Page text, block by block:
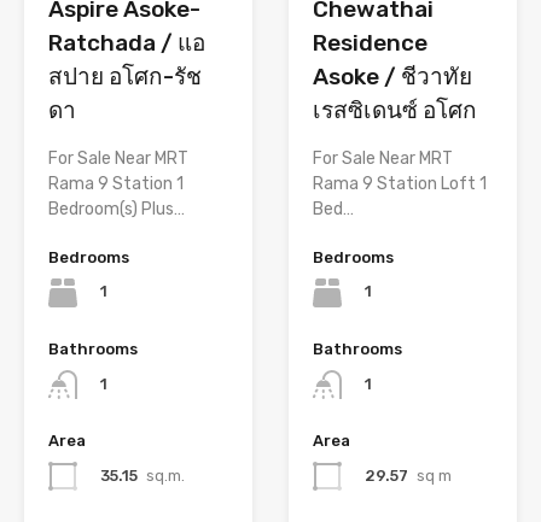
Aspire Asoke-
Ratchada / แอ
สปาย อโศก-รัช
ดา
For Sale Near MRT
Rama 9 Station 1
Bedroom(s) Plus…
Bedrooms
1
Bathrooms
1
Area
35.15 sq.m.
Chewathai
Residence
Asoke / ชีวาทัย
เรสซิเดนซ์ อโศก
For Sale Near MRT
Rama 9 Station Loft 1
Bed…
Bedrooms
1
Bathrooms
1
Area
29.57 sq m